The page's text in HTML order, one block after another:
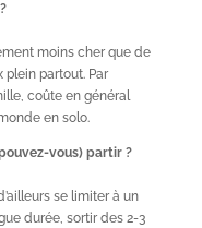
moins cher que de
plein partout. Par
coûte en général
en solo.
vous) partir ?
se limiter à un
durée, sortir des 2-3